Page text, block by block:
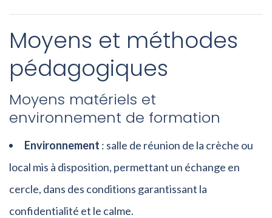
Moyens et méthodes
pédagogiques
Moyens matériels et
environnement de formation
Environnement : salle de réunion de la crèche ou
local mis à disposition, permettant un échange en
cercle, dans des conditions garantissant la
confidentialité et le calme.